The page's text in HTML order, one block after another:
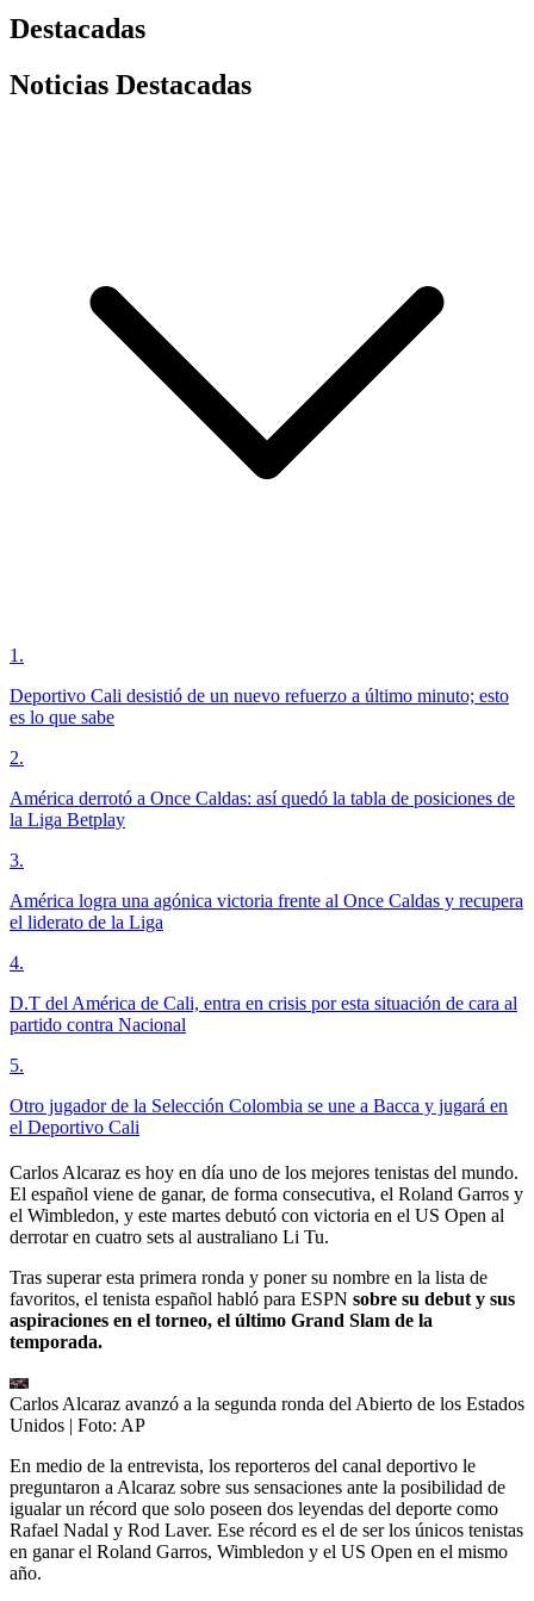
Destacadas
Noticias Destacadas
1 .
Deportivo Cali desistió de un nuevo refuerzo a último minuto; esto
es lo que sabe
2.
América derrotó a Once Caldas: así quedó la tabla de posiciones de
la Liga Betplay
3.
América logra una agónica victoria frente al Once Caldas y recupera
el liderato de la Liga
4.
D.T del América de Cali, entra en crisis por esta situación de cara al
partido contra Nacional
5.
Otro jugador de la Selección Colombia se une a Bacca y jugará en
el Deportivo Cali
Carlos Alcaraz es hoy en día uno de los mejores tenistas del mundo.
El español viene de ganar, de forma consecutiva, el Roland Garros y
el Wimbledon, y este martes debutó con victoria en el US Open al
derrotar en cuatro sets al australiano Li Tu.
Tras superar esta primera ronda y poner su nombre en la lista de
favoritos, el tenista español habló para ESPN sobre su debut y sus
aspiraciones en el torneo, el último Grand Slam de la
temporada.
Carlos Alcaraz avanzó a la segunda ronda del Abierto de los Estados
Unidos | Foto: AP
En medio de la entrevista, los reporteros del canal deportivo le
preguntaron a Alcaraz sobre sus sensaciones ante la posibilidad de
igualar un récord que solo poseen dos leyendas del deporte como
Rafael Nadal y Rod Laver. Ese récord es el de ser los únicos tenistas
en ganar el Roland Garros, Wimbledon y el US Open en el mismo
año.